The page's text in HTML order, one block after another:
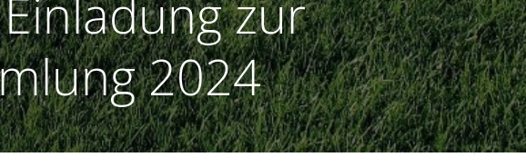
zur
2024